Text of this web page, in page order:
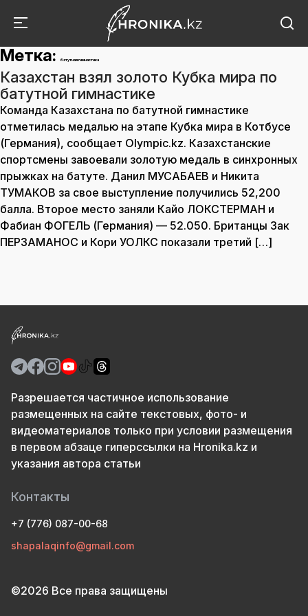
Метка: батутная гимнастика
Казахстан взял золото Кубка мира по
батутной гимнастике
Команда Казахстана по батутной гимнастике
отметилась медалью на этапе Кубка мира в Котбусе
(Германия), сообщает Olympic.kz. Казахстанские
спортсмены завоевали золотую медаль в синхронных
прыжках на батуте. Данил МУСАБАЕВ и Никита
ТУМАКОВ за свое выступление получились 52,200
балла. Второе место заняли Кайо ЛОКСТЕРМАН и
Фабиан ФОГЕЛЬ (Германия) — 52.050. Британцы Зак
ПЕРЗАМАНОС и Кори УОЛКС показали третий […]
Разрешается частичное использование
размещенных на сайте текстовых, фото- и
видеоматериалов только при условии размещения
в первом абзаце гиперссылки на Hronika.kz и
указания автора статьи
Контакты
+7 (776) 087-00-68
shapalaqinfo@gmail.com
©2026 Все права защищены